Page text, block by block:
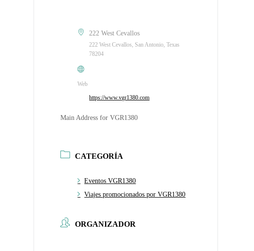
222 West Cevallos
222 West Cevallos, San Antonio, Texas
78204
Web
https://www.vgr1380.com
Main Address for VGR1380
CATEGORÍA
Eventos VGR1380
Viajes promocionados por VGR1380
ORGANIZADOR